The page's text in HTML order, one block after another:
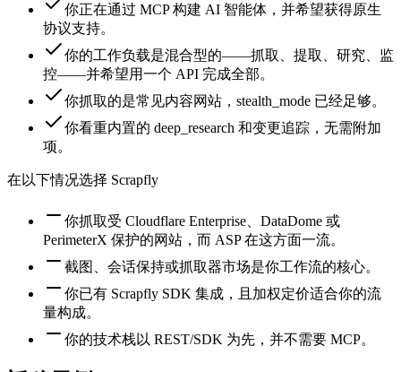
你正在通过 MCP 构建 AI 智能体，并希望获得原生
协议支持。
你的工作负载是混合型的——抓取、提取、研究、监
控——并希望用一个 API 完成全部。
你抓取的是常见内容网站，stealth_mode 已经足够。
你看重内置的 deep_research 和变更追踪，无需附加
项。
在以下情况选择 Scrapfly
你抓取受 Cloudflare Enterprise、DataDome 或
PerimeterX 保护的网站，而 ASP 在这方面一流。
截图、会话保持或抓取器市场是你工作流的核心。
你已有 Scrapfly SDK 集成，且加权定价适合你的流
量构成。
你的技术栈以 REST/SDK 为先，并不需要 MCP。